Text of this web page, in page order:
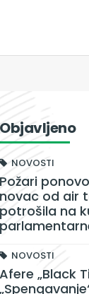
Objavljeno
NOVOSTI
Požari
novac od air
potrošila na
NOVOSTI
Afere „Black